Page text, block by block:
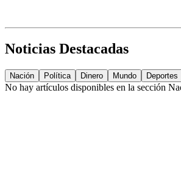
Noticias Destacadas
Nación Política Dinero Mundo Deportes
No hay artículos disponibles en la sección